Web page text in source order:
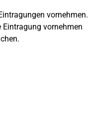
vornehmen.
Eintragung vornehmen